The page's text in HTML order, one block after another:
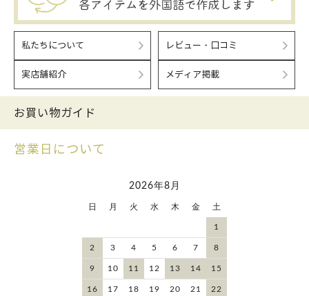
私たちについて レビュー・口コミ
実店舗紹介 メディア掲載
お買い物ガイド
営業日について
2026年8月
日 月 火 水 木 金 土
1
2 3 4 5 6 7 8
9 10 11 12 13 14 15
16 17 18 19 20 21 22